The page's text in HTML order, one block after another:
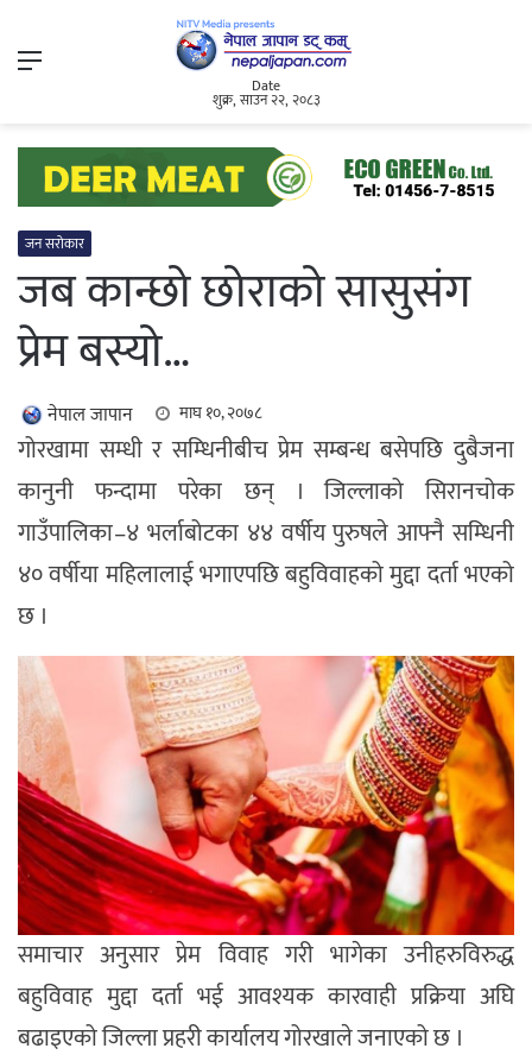
Menu
Date
शुक्र, साउन २२, २०८३
जन सरोकार
जब कान्छो छोराको सासुसंग
प्रेम बस्यो…
नेपाल जापान माघ १०, २०७८
गोरखामा सम्धी र सम्धिनीबीच प्रेम सम्बन्ध बसेपछि दुबैजना
कानुनी फन्दामा परेका छन् । जिल्लाको सिरानचोक
गाउँपालिका–४ भर्लाबोटका ४४ वर्षीय पुरुषले आफ्नै सम्धिनी
४० वर्षीया महिलालाई भगाएपछि बहुविवाहको मुद्दा दर्ता भएको
छ ।
समाचार अनुसार प्रेम विवाह गरी भागेका उनीहरुविरुद्ध
बहुविवाह मुद्दा दर्ता भई आवश्यक कारवाही प्रक्रिया अघि
बढाइएको जिल्ला प्रहरी कार्यालय गोरखाले जनाएको छ ।